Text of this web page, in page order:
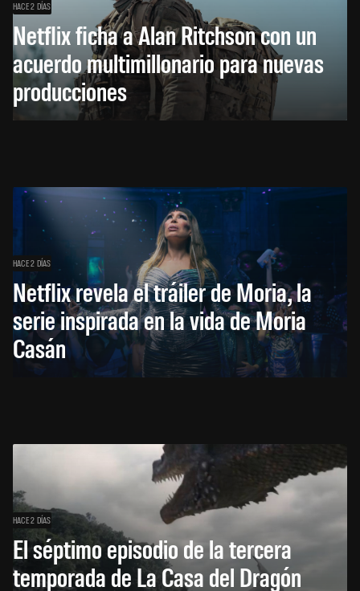
HACE 2 DÍAS
Netflix ficha a Alan Ritchson con un
acuerdo multimillonario para nuevas
producciones
HACE 2 DÍAS
Netflix revela el tráiler de Moria, la
serie inspirada en la vida de Moria
Casán
HACE 2 DÍAS
El séptimo episodio de la tercera
temporada de La Casa del Dragón